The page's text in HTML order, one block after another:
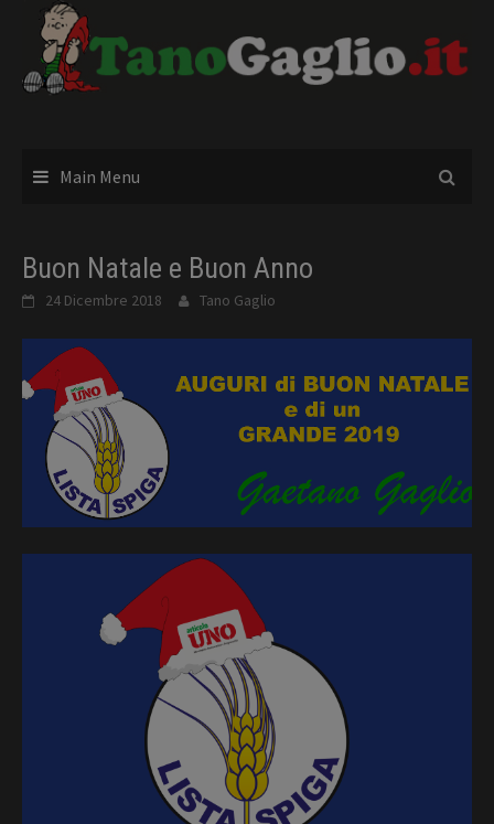
content
Main Menu
Buon Natale e Buon Anno
24 Dicembre 2018 Tano Gaglio